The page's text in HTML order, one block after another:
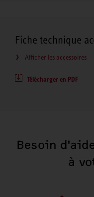
Fiche technique
Afficher les accessoires
Télécharger en PDF
Besoin
à